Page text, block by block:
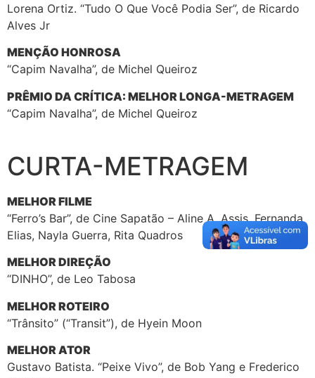
Lorena Ortiz. “Tudo O Que Você Podia Ser”, de Ricardo
Alves Jr
MENÇÃO HONROSA
“Capim Navalha”, de Michel Queiroz
PRÊMIO DA CRÍTICA: MELHOR LONGA-METRAGEM
“Capim Navalha”, de Michel Queiroz
CURTA-METRAGEM
MELHOR FILME
“Ferro’s Bar”, de Cine Sapatão – Aline A. Assis, Fernanda
Elias, Nayla Guerra, Rita Quadros
MELHOR DIREÇÃO
“DINHO”, de Leo Tabosa
MELHOR ROTEIRO
“Trânsito” (“Transit”), de Hyein Moon
MELHOR ATOR
Gustavo Batista. “Peixe Vivo”, de Bob Yang e Frederico